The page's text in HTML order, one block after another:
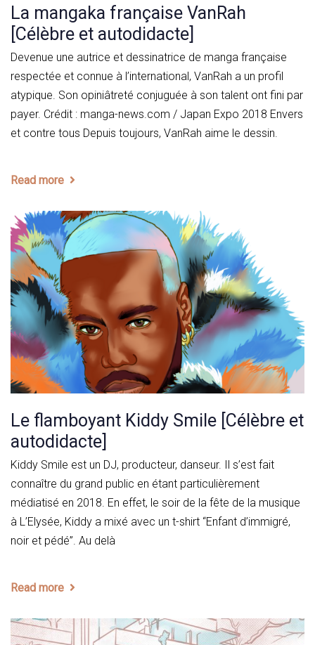
La mangaka française VanRah
[Célèbre et autodidacte]
Devenue une autrice et dessinatrice de manga française
respectée et connue à l’international, VanRah a un profil
atypique. Son opiniâtreté conjuguée à son talent ont fini par
payer. Crédit : manga-news.com / Japan Expo 2018 Envers
et contre tous Depuis toujours, VanRah aime le dessin.
Read more
Le flamboyant Kiddy Smile [Célèbre et
autodidacte]
Kiddy Smile est un DJ, producteur, danseur. Il s’est fait
connaître du grand public en étant particulièrement
médiatisé en 2018. En effet, le soir de la fête de la musique
à L’Elysée, Kiddy a mixé avec un t-shirt “Enfant d’immigré,
noir et pédé”. Au delà
Read more